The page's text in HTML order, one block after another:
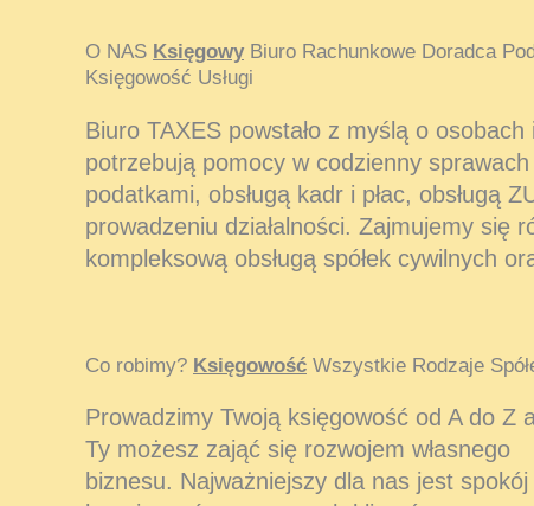
O NAS Księgowy Biuro Rachunkowe Doradca
Księgowość Usługi
Biuro TAXES powstało z myślą o
potrzebują pomocy w codzienny
podatkami, obsługą kadr i płac, obsługą
prowadzeniu działalności. Zajmujemy się
kompleksową obsługą spółek cywilnych
Co robimy? Księgowość Wszystkie Rodzaje
Prowadzimy Twoją księgowość od A do Z
Ty możesz zająć się rozwojem własnego
biznesu. Najważniejszy dla nas jest spokój